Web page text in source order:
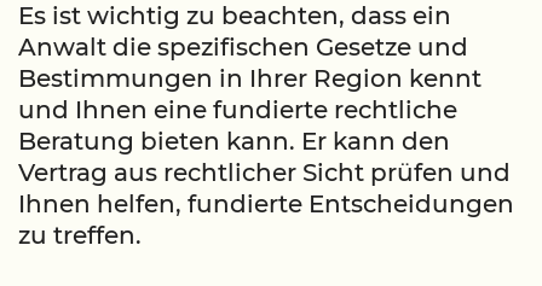
Es ist wichtig zu beachten, dass ein
Anwalt die spezifischen Gesetze und
Bestimmungen in Ihrer Region kennt
und Ihnen eine fundierte rechtliche
Beratung bieten kann. Er kann den
Vertrag aus rechtlicher Sicht prüfen und
Ihnen helfen, fundierte Entscheidungen
zu treffen.